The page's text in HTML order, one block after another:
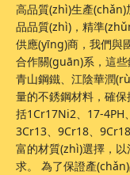
高品質(zhì)生產
品品質(zhì)，精準
供應(yīng)商，我們與
合作關(guān)系，這些
青山鋼鐵、江陰華潤
量的不銹鋼材料，確
括1Cr17Ni2、17-4PH
3Cr13、9Cr18、
富的材質(zhì)選擇，
求。 為了保證產